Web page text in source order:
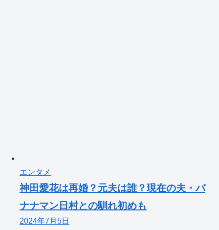
エンタメ
神田愛花は再婚？元夫は誰？現在の夫・バ
ナナマン日村との馴れ初めも
2024年7月5日